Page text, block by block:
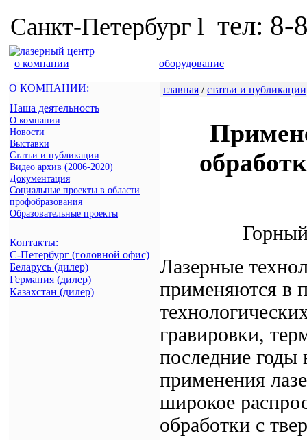
Санкт-Петербург l тел: 8-
о компании оборудование
О КОМПАНИИ:
Наша деятельность
О компании
Новости
Выставки
Статьи и публикации
Видео архив (2006-2020)
Документация
Социальные проекты в области
профобразования
Образовательные проекты
Контакты:
С-Петербург (головной офис)
Беларусь (дилер)
Германия (дилер)
Казахстан (дилер)
главная /статьи и публикации
Лазерные
применяются в
гравировки,
последние годы
применения
широкое
обработки с